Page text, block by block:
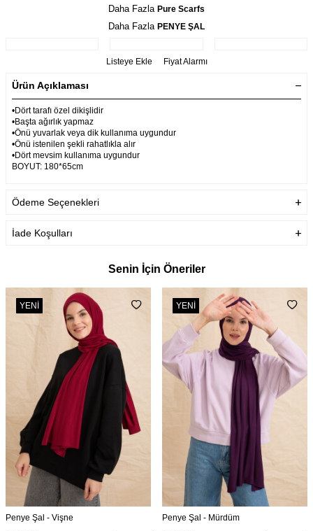
Daha Fazla Pure Scarfs
Daha Fazla PENYE ŞAL
Listeye Ekle Fiyat Alarmı
Ürün Açıklaması
•Dört tarafı özel dikişlidir
•Başta ağırlık yapmaz
•Önü yuvarlak veya dik kullanıma uygundur
•Önü istenilen şekli rahatlıkla alır
•Dört mevsim kullanıma uygundur
BOYUT: 180*65cm
Ödeme Seçenekleri
İade Koşulları
Senin İçin Öneriler
YENI
Penye Şal - Vişne
YENI
Penye Şal - Mürdüm